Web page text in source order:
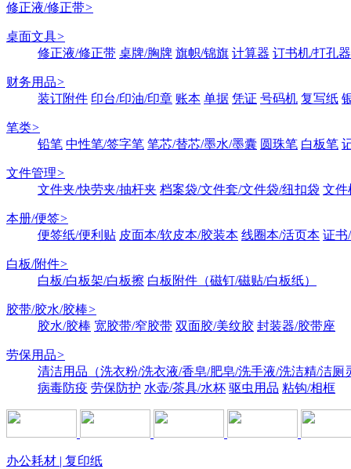
修正液/修正带>
桌面文具>
修正液/修正带 桌牌/胸牌 旗帜/锦旗 计算器 订书机/打孔器
财务用品>
装订附件 印台/印油/印章 账本 单据 凭证 号码机 复写纸
笔类>
铅笔 中性笔/签字笔 笔芯/替芯/墨水/墨囊 圆珠笔 白板笔
文件管理>
文件夹/快劳夹/抽杆夹 档案袋/文件套/文件袋/纽扣袋 文件
本册/便签>
便签纸/便利贴 皮面本/软皮本/胶装本 线圈本/活页本 证书
白板/附件>
白板/白板架/白板擦 白板附件（磁钉/磁贴/白板纸）
胶带/胶水/胶棒>
胶水/胶棒 宽胶带/窄胶带 双面胶/美纹胶 封装器/胶带座
劳保用品>
清洁用品（洗衣粉/洗衣液/香皂/肥皂/洗手液/洗洁精/洁厕
病毒防疫 劳保防护 水壶/茶具/水杯 驱虫用品 粘钩/相框
办公耗材 | 复印纸